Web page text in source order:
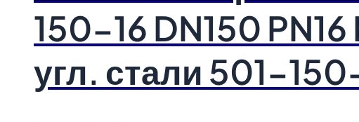
150-16 DN150
угл. стали 501-